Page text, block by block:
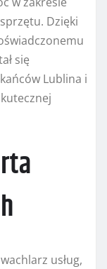
Dzięki
się
Lublina i
usług,